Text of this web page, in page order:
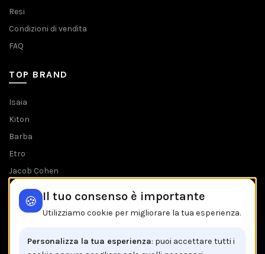
Resi
Condizioni di vendita
FAQ
TOP BRAND
Isaia
Kiton
Barba
Etro
Jacob Cohen
Tombolini
Tutti i brands
🍪 Il tuo consenso è importante
Utilizziamo cookie per migliorare la tua esperienza.
Personalizza la tua esperienza: puoi accettare tutti i